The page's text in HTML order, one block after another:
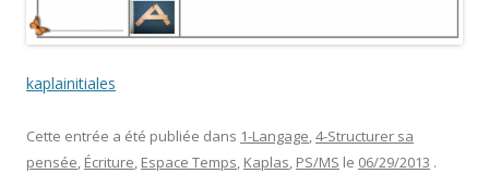
kaplainitiales
Cette entrée a été publiée dans 1-Langage,4-Structurer sa
pensée, Écriture, Espace Temps, Kaplas, PS/MS le 06/29/2013 .